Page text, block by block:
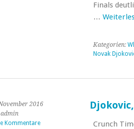
Finals
…
Kategorien:
Novak
2016
Kommentare
Crunch